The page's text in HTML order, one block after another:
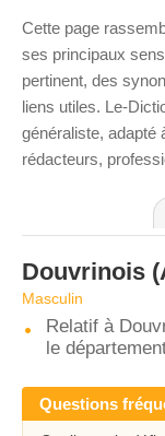
Cette page
ses principaux
pertinent, des
liens utiles. Le-
généraliste, adapté
rédacteurs,
Douvrinois
Masculin
Relatif à
le
Questions